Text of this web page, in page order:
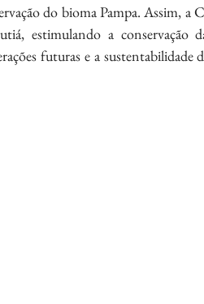
do bioma Pampa. Assim, a
estimulando a conservação
futuras e a